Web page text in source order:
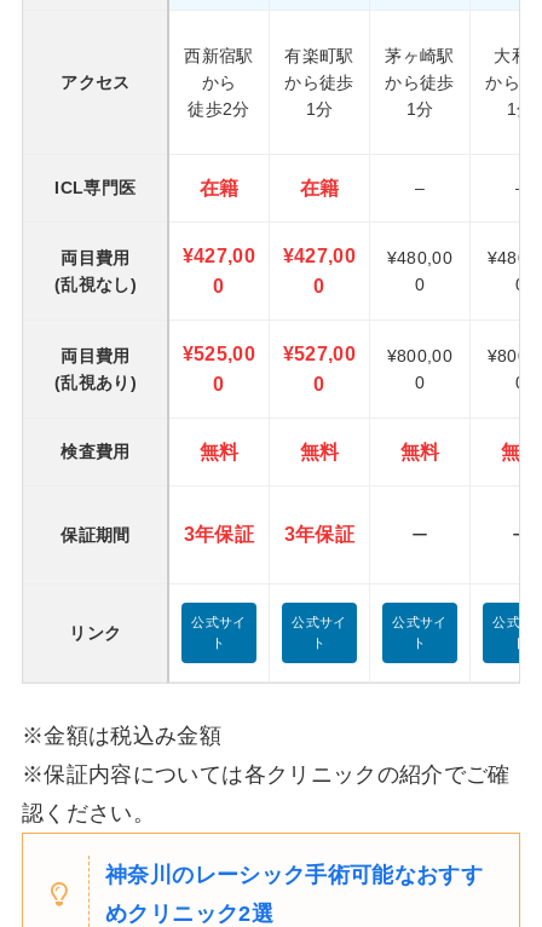
アクセス
西新宿駅
から
徒歩2分
有楽町駅
から徒歩
1分
茅ヶ崎駅
から徒歩
1分
大和
から徒
1分
ICL専門医 在籍 在籍 – –
両目費用
(乱視なし)
¥427,00
0
¥427,00
0
¥480,00
0
0
両目費用
(乱視あり)
¥525,00
0
¥527,00
0
¥800,00
0
0
検査費用 無料 無料 無料 無料
保証期間 3年保証 3年保証 ー ー
リンク
公式サイ
ト
公式サイ
ト
公式サイ
ト
公式サ
ト
※金額は税込み金額
※保証内容については各クリニックの紹介でご確
認ください。
神奈川のレーシック手術可能なおすす
めクリニック2選